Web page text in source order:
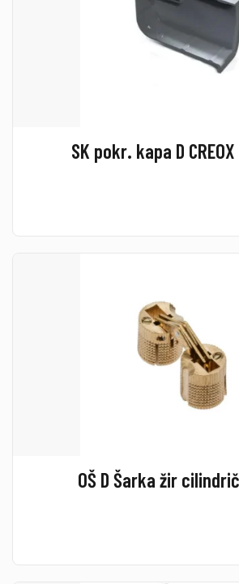
SK pokr. kapa D
OŠ D Šarka žir